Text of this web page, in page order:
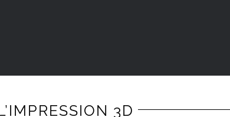
3D